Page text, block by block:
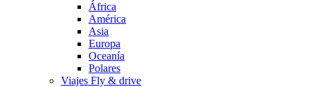
África
América
Asia
Europa
Oceanía
Polares
Viajes Fly & drive